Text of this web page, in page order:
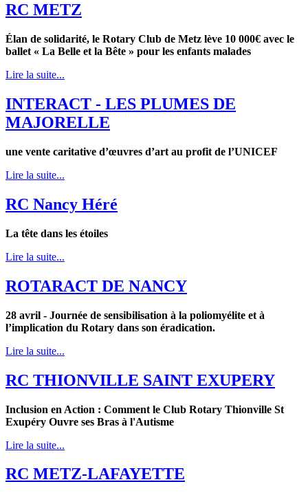
RC METZ
Élan de solidarité, le Rotary Club de Metz lève 10 000€ avec le
ballet « La Belle et la Bête » pour les enfants malades
Lire la suite...
INTERACT - LES PLUMES DE
MAJORELLE
une vente caritative d’œuvres d’art au profit de l’UNICEF
Lire la suite...
RC Nancy Héré
La tête dans les étoiles
Lire la suite...
ROTARACT DE NANCY
28 avril - Journée de sensibilisation à la poliomyélite et à
l’implication du Rotary dans son éradication.
Lire la suite...
RC THIONVILLE SAINT EXUPERY
Inclusion en Action : Comment le Club Rotary Thionville St
Exupéry Ouvre ses Bras à l'Autisme
Lire la suite...
RC METZ-LAFAYETTE